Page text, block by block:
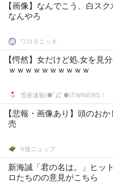
【画像】なんでこう、白ス
なんやろ
ワロタニッキ
【愕然】女だけど処.女を見
ｗｗｗｗｗｗｗｗｗｗ
雪夜速報(●ﾟДﾟ●)TWINEWS！
【悲報・画像あり】頭のお
売
V速ニュップ
新海誠「君の名は。」ヒッ
ロたちのの意見がこちら